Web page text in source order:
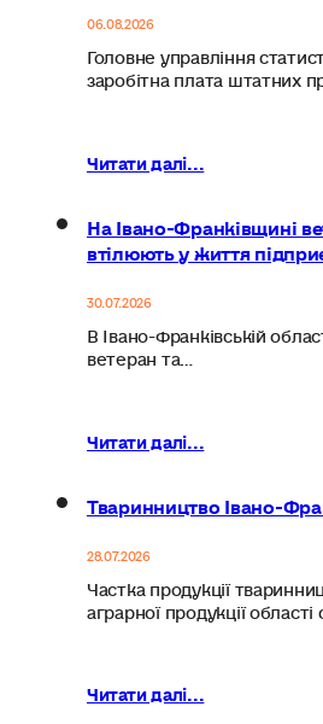
06.08.2026
Головне управління
заробітна плата штатних
Читати далі...
На Івано-Франківщині
втілюють у життя
30.07.2026
В Івано-Франківській
ветеран та…
Читати далі...
Тваринництво Івано-
28.07.2026
Частка продукції
аграрної продукції області
Читати далі...